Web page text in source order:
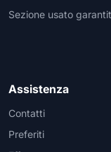
Sezione usato
Assistenza
Contatti
Preferiti